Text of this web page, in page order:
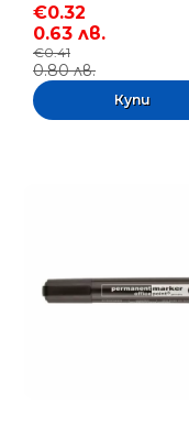
€0.32
0.63 лв.
€0.41
0.80 лв.